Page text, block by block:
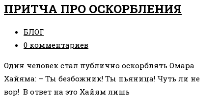
ОРЛЕ
ПРИТЧА ПРО ОСКОРБЛЕНИЯ
Рубрика
записи:
БЛОГ
Комментарии
записи:
0 комментариев
Один человек стал публично оскорблять Омара
Хайяма: – Ты безбожник! Ты пьяница! Чуть ли не
вор! В ответ на это Хайям лишь